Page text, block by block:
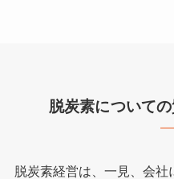
脱炭素について
脱炭素経営は、一見、会